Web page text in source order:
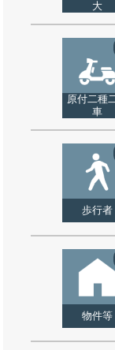
大
原付二種
車
歩行者
物件等